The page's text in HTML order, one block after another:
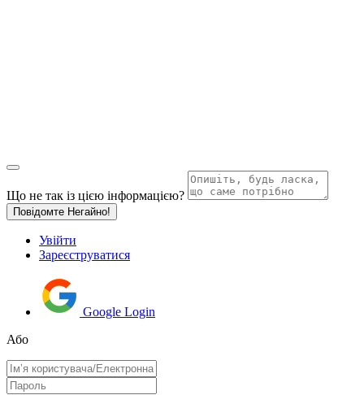
Що не так із цією інформацією?
Повідомте Негайно!
Увійти
Зареєструватися
Google Login
Або